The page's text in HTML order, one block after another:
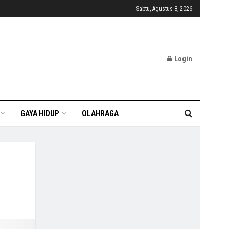
Sabtu, Agustus 8, 2026
Login
GAYA HIDUP OLAHRAGA